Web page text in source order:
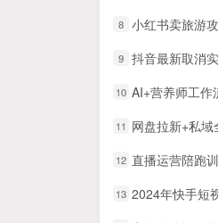
8 小红书卖旅游攻略
9 抖音最新取消实名方法，有
10 AI+营养师工作
11 网盘拉新+私域全自动玩法，0
12 直播运营陪跑训练营，
13 2024年快手短视